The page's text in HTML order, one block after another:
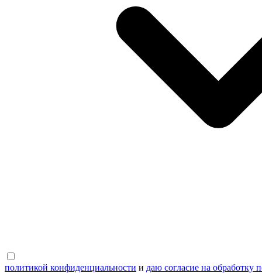
политикой конфиденциальности и даю согласие на обработку